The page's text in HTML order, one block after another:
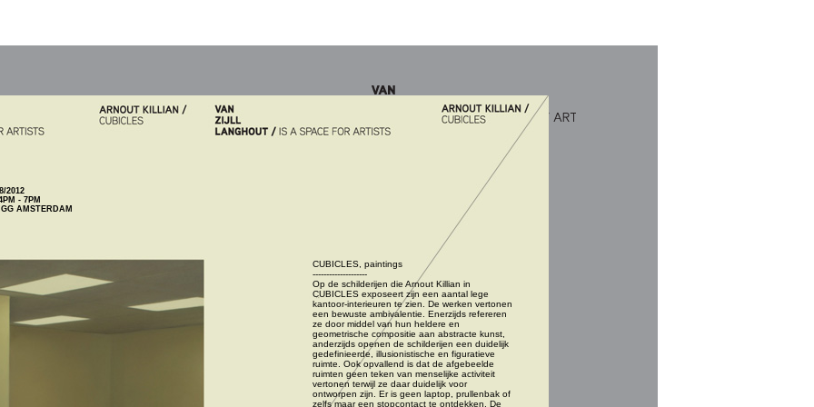
CUBICLES, paintings
--------------------
Op de schilderijen die Arnout Killian in
CUBICLES exposeert zijn een aantal lege
kantoor-interieuren te zien. De werken vertonen
een bewuste ambivalentie. Enerzijds refereren
ze door middel van hun heldere en
geometrische compositie aan abstracte kunst,
anderzijds openen de schilderijen een duidelijk
gedefinieerde, illusionistische en figuratieve
ruimte. Ook opvallend is dat de afgebeelde
ruimten geen teken van menselijke activiteit
vertonen terwijl ze daar duidelijk voor
ontworpen zijn. Er is geen laptop, prullenbak of
zelfs maar een stopcontact te ontdekken. De
2012
- 7PM
AMSTERDAM